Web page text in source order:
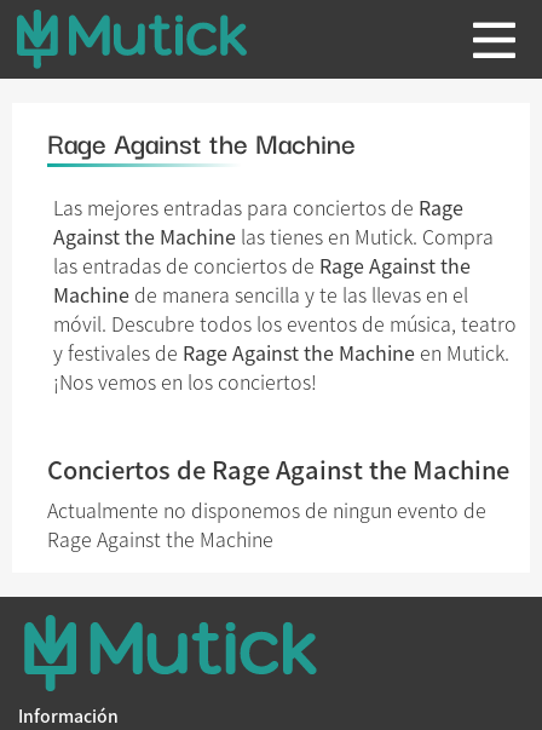
Rage Against the Machine
Las mejores entradas para conciertos de Rage
Against the Machine las tienes en Mutick. Compra
las entradas de conciertos de Rage Against the
Machine de manera sencilla y te las llevas en el
móvil. Descubre todos los eventos de música, teatro
y festivales de Rage Against the Machine en Mutick.
¡Nos vemos en los conciertos!
Conciertos de Rage Against the Machine
Actualmente no disponemos de ningun evento de
Rage Against the Machine
Información